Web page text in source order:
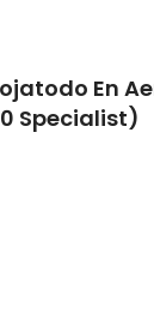
En
Specialist)